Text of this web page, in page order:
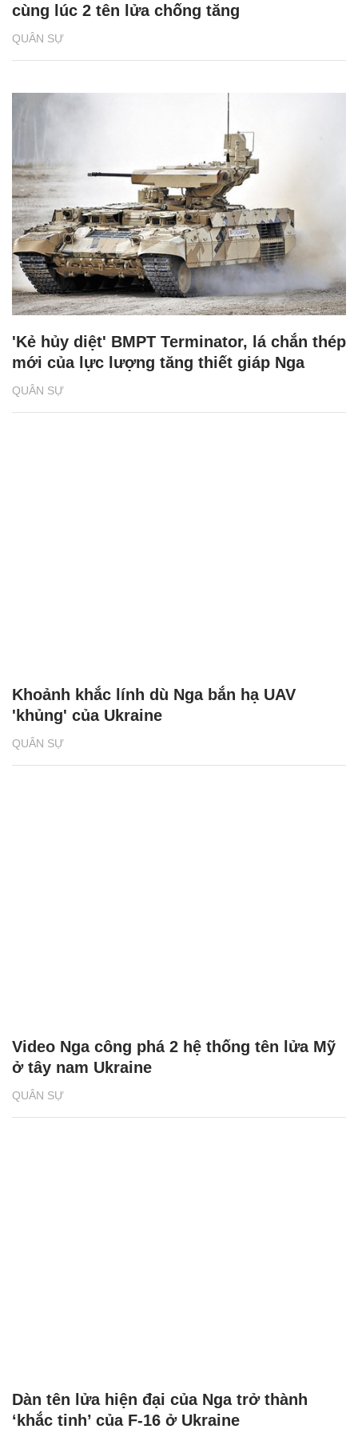
QUÂN SỰ
cùng lúc 2 tên lửa chống tăng
QUÂN SỰ
'Kẻ hủy diệt' BMPT Terminator, lá chắn thép
mới của lực lượng tăng thiết giáp Nga
QUÂN SỰ
Khoảnh khắc lính dù Nga bắn hạ UAV
'khủng' của Ukraine
QUÂN SỰ
Video Nga công phá 2 hệ thống tên lửa Mỹ
ở tây nam Ukraine
Dàn tên lửa hiện đại của Nga trở thành
‘khắc tinh’ của F-16 ở Ukraine